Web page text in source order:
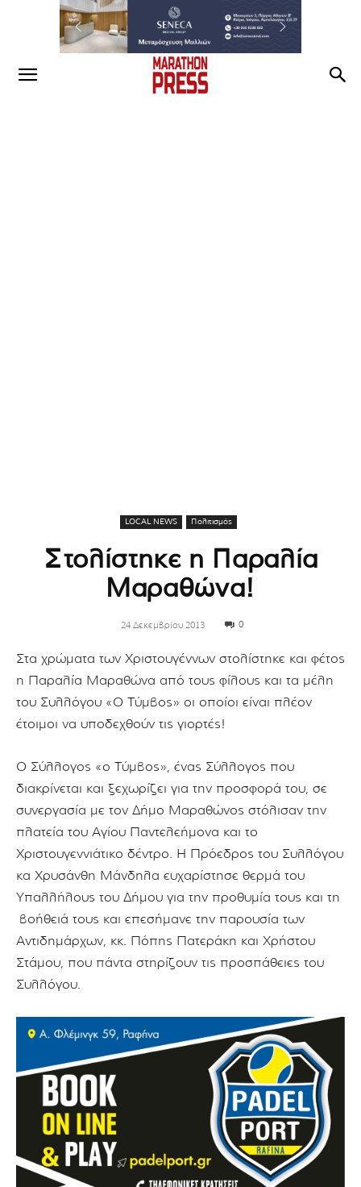
LOCAL NEWS Πολιτισμός
Στολίστηκε η Παραλία
Μαραθώνα!
24 Δεκεμβρίου 2013 0
Στα χρώματα των Χριστουγέννων στολίστηκε και φέτος
η Παραλία Μαραθώνα από τους φίλους και τα μέλη
του Συλλόγου «Ο Τύμβος» οι οποίοι είναι πλέον
έτοιμοι να υποδεχθούν τις γιορτές!
Ο Σύλλογος «ο Τύμβος», ένας Σύλλογος που
διακρίνεται και ξεχωρίζει για την προσφορά του, σε
συνεργασία με τον Δήμο Μαραθώνος στόλισαν την
πλατεία του Αγίου Παντελεήμονα και το
Χριστουγεννιάτικο δέντρο. Η Πρόεδρος του Συλλόγου
κα Χρυσάνθη Μάνδηλα ευχαρίστησε θερμά του
Υπαλλήλους του Δήμου για την προθυμία τους και τη
βοήθειά τους και επεσήμανε την παρουσία των
Αντιδημάρχων, κκ. Πόπης Πατεράκη και Χρήστου
Στάμου, που πάντα στηρίζουν τις προσπάθειες του
Συλλόγου.